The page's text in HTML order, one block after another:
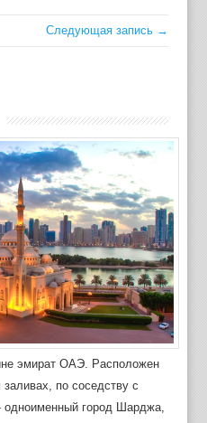
Следующая запись →
эмират ОАЭ. Расположен
по соседству с
город Шарджа,